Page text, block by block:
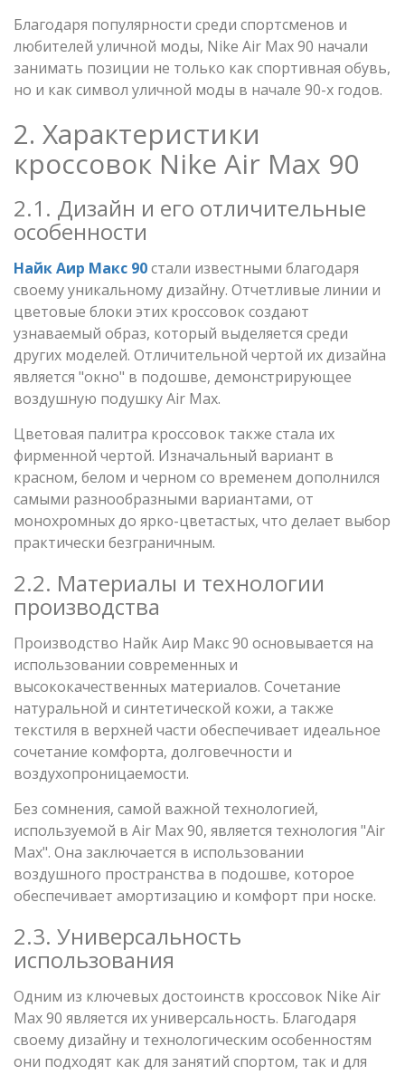
Благодаря популярности среди спортсменов и
любителей уличной моды, Nike Air Max 90 начали
занимать позиции не только как спортивная обувь,
но и как символ уличной моды в начале 90-х годов.
2. Характеристики
кроссовок Nike Air Max 90
2.1. Дизайн и его отличительные
особенности
Найк Аир Макс 90стали известными благодаря
своему уникальному дизайну. Отчетливые линии и
цветовые блоки этих кроссовок создают
узнаваемый образ, который выделяется среди
других моделей. Отличительной чертой их дизайна
является "окно" в подошве, демонстрирующее
воздушную подушку Air Max.
Цветовая палитра кроссовок также стала их
фирменной чертой. Изначальный вариант в
красном, белом и черном со временем дополнился
самыми разнообразными вариантами, от
монохромных до ярко-цветастых, что делает выбор
практически безграничным.
2.2. Материалы и технологии
производства
Производство Найк Аир Макс 90 основывается на
использовании современных и
высококачественных материалов. Сочетание
натуральной и синтетической кожи, а также
текстиля в верхней части обеспечивает идеальное
сочетание комфорта, долговечности и
воздухопроницаемости.
Без сомнения, самой важной технологией,
используемой в Air Max 90, является технология "Air
Max". Она заключается в использовании
воздушного пространства в подошве, которое
обеспечивает амортизацию и комфорт при носке.
2.3. Универсальность
использования
Одним из ключевых достоинств кроссовок Nike Air
Max 90 является их универсальность. Благодаря
своему дизайну и технологическим особенностям
они подходят как для занятий спортом, так и для